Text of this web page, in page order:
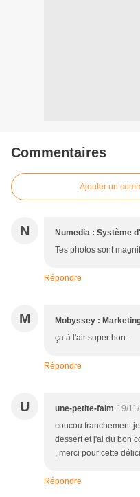
Commentaires
Ajouter un
N Numedia : Système
Tes photos sont
Répondre
M Mobyssey :
ça à l'air super bon.
Répondre
U une-petite-faim 19/
coucou franchement
dessert et j'ai du bon
, merci pour cette
Répondre